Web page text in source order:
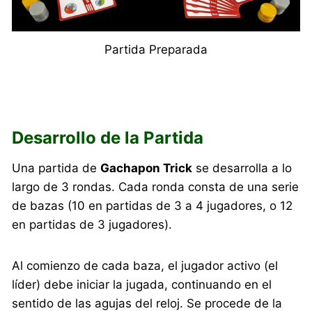
Partida Preparada
Desarrollo de la Partida
Una partida deGachapon Trick se desarrolla a lo
largo de 3 rondas. Cada ronda consta de una serie
de bazas (10 en partidas de 3 a 4 jugadores, o 12
en partidas de 3 jugadores).
Al comienzo de cada baza, el jugador activo (el
líder) debe iniciar la jugada, continuando en el
sentido de las agujas del reloj. Se procede de la